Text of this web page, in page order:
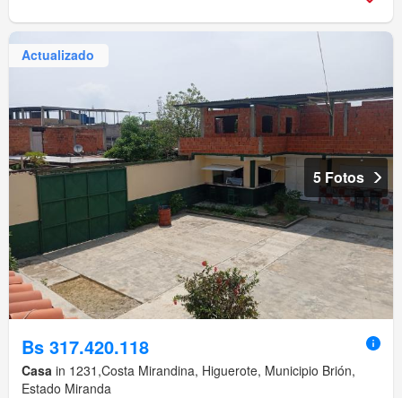
Actualizado
5 Fotos
Bs 317.420.118
Casa in 1231,Costa Mirandina, Higuerote, Municipio Brión,
Estado Miranda